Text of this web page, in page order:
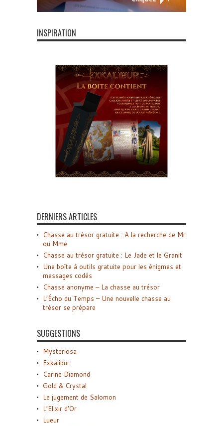
INSPIRATION
DERNIERS ARTICLES
Chasse au trésor gratuite : A la recherche de Mr
ou Mme
Chasse au trésor gratuite : Le Jade et le Granit
Une boîte à outils gratuite pour les énigmes et
messages codés
Chasse anonyme – La chasse au trésor
L’Écho du Temps – Une nouvelle chasse au
trésor se prépare
SUGGESTIONS
Mysteriosa
Exkalibur
Carine Diamond
Gold & Crystal
Le jugement de Salomon
L’Elixir d’Or
Lueur